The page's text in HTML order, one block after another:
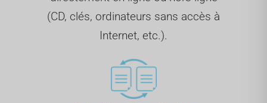
(CD, clés, ordinateurs sans accès à
Internet, etc.).